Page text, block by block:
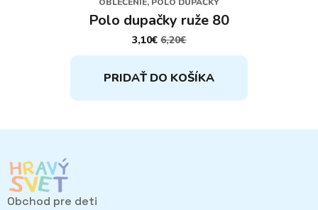
Polo dupačky ruže 80
6,20€
PÔVODNÁ
CENA
6,20€.
3,10€ AKTUÁLNA
CENA
3,10€.
PRIDAŤ DO KOŠÍKA
Obchod pre deti